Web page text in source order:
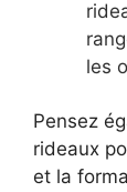
les
Pensez
rideaux
et la